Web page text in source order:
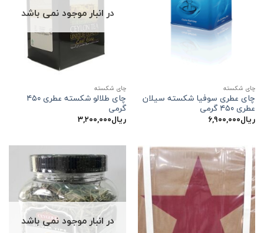
چای شکسته
چای عطری سوفیا شکسته سیلان
عطری ۴۵۰ گرمی
ریال۶,۹۰۰,۰۰۰
در انبار موجود نمی باشد
چای شکسته
چای طلالو شکسته عطری ۴۵۰
گرمی
ریال۳,۲۰۰,۰۰۰
در انبار موجود نمی باشد